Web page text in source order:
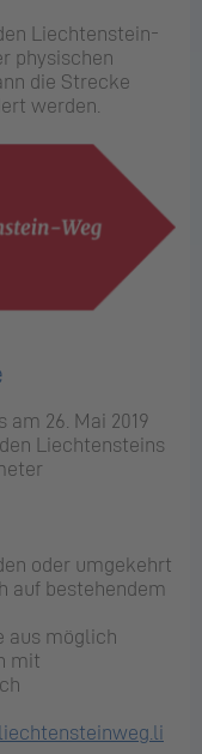
Liechtenstein-
physischen
die Strecke
werden.
26. Mai 2019
Liechtensteins
oder umgekehrt
auf bestehendem
aus möglich
mit